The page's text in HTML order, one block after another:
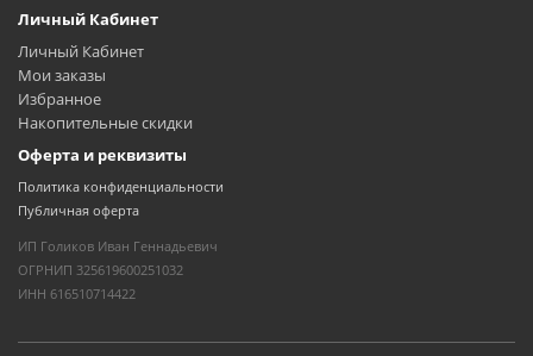
Личный Кабинет
Личный Кабинет
Мои заказы
Избранное
Накопительные скидки
Оферта и реквизиты
Политика конфиденциальности
Публичная оферта
ИП Голиков Иван Геннадьевич
ОГРНИП 325619600251032
ИНН 616510714422